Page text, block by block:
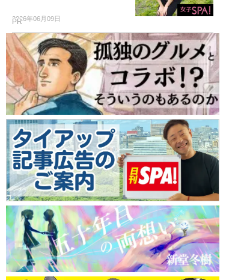
2026年06月09日
PR